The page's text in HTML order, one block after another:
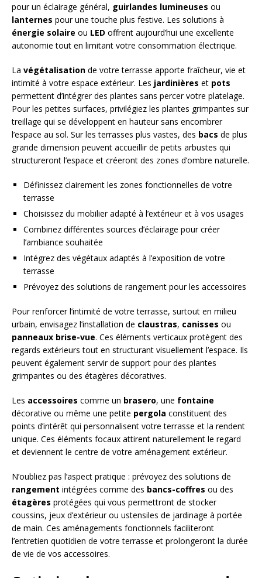
pour un éclairage général, guirlandes lumineuses ou
lanternes pour une touche plus festive. Les solutions à
énergie solaire ou LED offrent aujourd’hui une excellente
autonomie tout en limitant votre consommation électrique.
La végétalisation de votre terrasse apporte fraîcheur, vie et
intimité à votre espace extérieur. Les jardinières et pots
permettent d’intégrer des plantes sans percer votre platelage.
Pour les petites surfaces, privilégiez les plantes grimpantes sur
treillage qui se développent en hauteur sans encombrer
l’espace au sol. Sur les terrasses plus vastes, des bacs de plus
grande dimension peuvent accueillir de petits arbustes qui
structureront l’espace et créeront des zones d’ombre naturelle.
Définissez clairement les zones fonctionnelles de votre
terrasse
Choisissez du mobilier adapté à l’extérieur et à vos usages
Combinez différentes sources d’éclairage pour créer
l’ambiance souhaitée
Intégrez des végétaux adaptés à l’exposition de votre
terrasse
Prévoyez des solutions de rangement pour les accessoires
Pour renforcer l’intimité de votre terrasse, surtout en milieu
urbain, envisagez l’installation de claustras, canisses ou
panneaux brise-vue. Ces éléments verticaux protègent des
regards extérieurs tout en structurant visuellement l’espace. Ils
peuvent également servir de support pour des plantes
grimpantes ou des étagères décoratives.
Les accessoires comme un brasero, une fontaine
décorative ou même une petite pergola constituent des
points d’intérêt qui personnalisent votre terrasse et la rendent
unique. Ces éléments focaux attirent naturellement le regard
et deviennent le centre de votre aménagement extérieur.
N’oubliez pas l’aspect pratique : prévoyez des solutions de
rangement intégrées comme des bancs-coffres ou des
étagères protégées qui vous permettront de stocker
coussins, jeux d’extérieur ou ustensiles de jardinage à portée
de main. Ces aménagements fonctionnels faciliteront
l’entretien quotidien de votre terrasse et prolongeront la durée
de vie de vos accessoires.